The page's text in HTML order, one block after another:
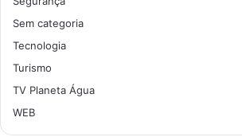
Sem categoria
Tecnologia
Turismo
TV Planeta Água
WEB